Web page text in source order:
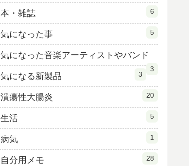
本・雑誌 6
気になった事 5
気になった音楽アーティストやバンド
3
気になる新製品 3
潰瘍性大腸炎 20
生活 5
病気 1
自分用メモ 28